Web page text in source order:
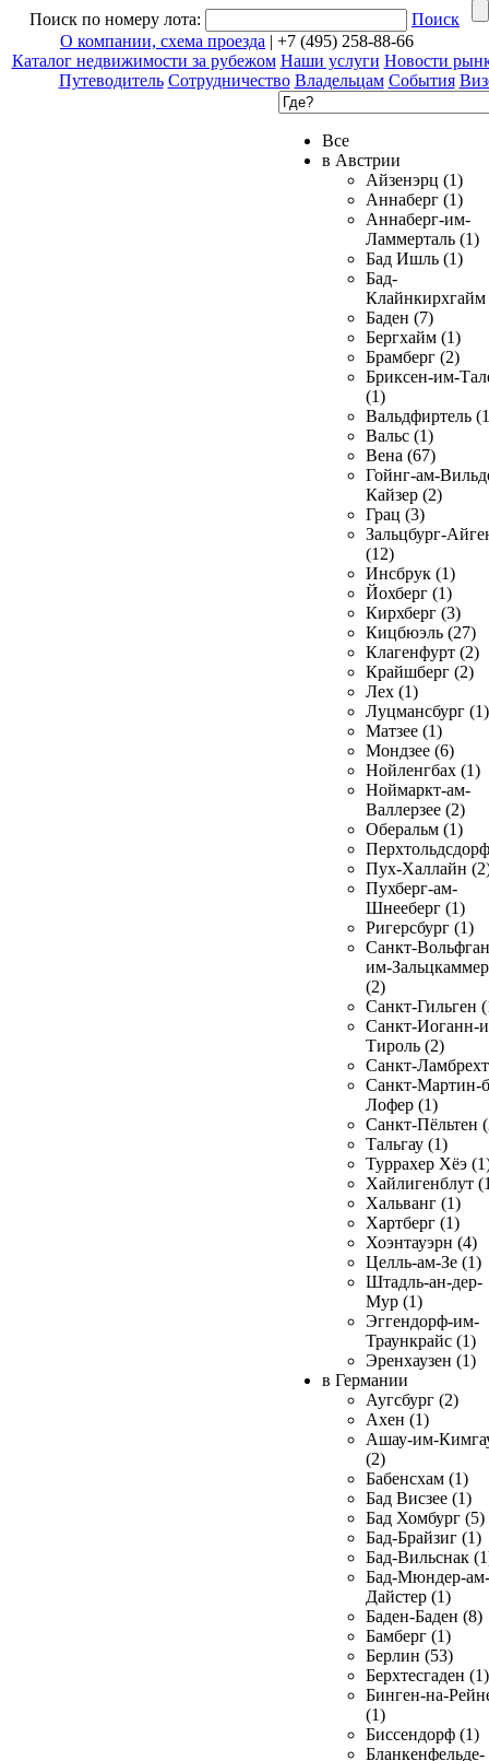
Поиск по номеру лота:
Поиск
О компании, схема проезда | +7 (495) 258-88-66
Каталог недвижимости за рубежом Наши услуги Новости
Путеводитель Сотрудничество Владельцам События
Все
в Австрии
Айзенэрц (1)
Аннаберг (1)
Аннаберг-им-
Ламмерталь (1)
Бад Ишль (1)
Бад-
Клайнкирхгайм
Баден (7)
Бергхайм (1)
Брамберг (2)
Бриксен-им-
(1)
Вальдфиртель
Вальс (1)
Вена (67)
Гойнг-ам-
Кайзер (2)
Грац (3)
Зальцбург-
(12)
Инсбрук (1)
Йохберг (1)
Кирхберг (3)
Кицбюэль (27)
Клагенфурт (2)
Крайшберг (2)
Лех (1)
Луцмансбург (1)
Матзее (1)
Мондзее (6)
Нойленгбах (1)
Ноймаркт-ам-
Валлерзее (2)
Оберальм (1)
Пух-Халлайн
Пухберг-ам-
Шнееберг (1)
Ригерсбург (1)
Санкт-
им-
(2)
Санкт-Гильген
Санкт-Иоганн-
Тироль (2)
Санкт-
Санкт-Мартин-
Лофер (1)
Санкт-Пёльтен
Тальгау (1)
Туррахер Хёэ
Хайлигенблут
Хальванг (1)
Хартберг (1)
Хоэнтауэрн (4)
Целль-ам-Зе (1)
Штадль-ан-дер-
Мур (1)
Эггендорф-им-
Траункрайс (1)
Эренхаузен (1)
в Германии
Аугсбург (2)
Ахен (1)
Ашау-им-
(2)
Бабенсхам (1)
Бад Висзее (1)
Бад Хомбург (5)
Бад-Брайзиг (1)
Бад-Вильснак
Бад-Мюндер-ам-
Дайстер (1)
Баден-Баден (8)
Бамберг (1)
Берлин (53)
Берхтесгаден (1)
Бинген-на-
(1)
Биссендорф (1)
Бланкенфельде-